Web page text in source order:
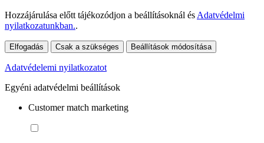
Hozzájárulása előtt tájékozódjon a beállításoknál és Adatvédelmi
nyilatkozatunkban..
Elfogadás Csak a szükséges Beállítások módosítása
Adatvédelemi nyilatkozatot
Egyéni adatvédelmi beállítások
Customer match marketing